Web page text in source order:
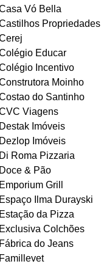
Vó Bella
Propriedades
Educar
Incentivo
Moinho
do Santinho
Viagens
Destak Imóveis
Dezlop Imóveis
Di Roma Pizzaria
Doce & Pão
Emporium Grill
Espaço Ilma Durayski
Estação da Pizza
Exclusiva Colchões
Fábrica do Jeans
Famillevet